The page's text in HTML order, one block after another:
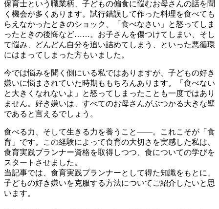
保育士という職業柄、子どもの偏食に悩むお母さんの話を聞
く機会が多くあります。試行錯誤して作った料理を食べても
らえなかったときのショック、「食べなさい」と怒ってしま
ったときの後悔など……。お子さんを傷つけてしまい、そし
て悩み、どんどん自分を追い詰めてしまう、といった悪循環
にはまってしまった方もいました。
今では悩みを聞く側にいる私ではありますが、子どもの好き
嫌いに悩まされていた時期ももちろんあります。「食べない
と大きくなれないよ」と怒ってしまったことも一度ではあり
ません。好き嫌いは、すべてのお母さんがぶつかる大きな壁
であると言えるでしょう。
食べる力、そして生きる力を養うこと――。これこそが「食
育」です。この経験によって食育の大切さを実感した私は、
食育実践プランナー資格を取得しつつ、食についての学びを
スタートさせました。
当記事では、食育実践プランナーとして得た知識をもとに、
子どもの好き嫌いを克服する方法についてご紹介したいと思
います。